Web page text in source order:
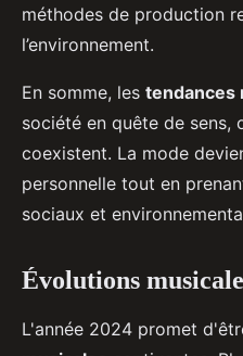
méthodes de production
l’environnement.
En somme, les tendances
société en quête de
coexistent. La mode
personnelle tout en
sociaux et
Évolutions
L'année 2024 promet